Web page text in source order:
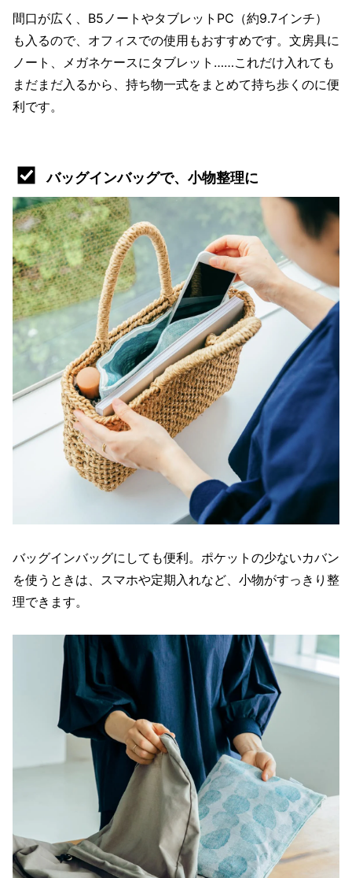
間口が広く、B5ノートやタブレットPC（約9.7インチ）
も入るので、オフィスでの使用もおすすめです。文房具に
ノート、メガネケースにタブレット……これだけ入れても
まだまだ入るから、持ち物一式をまとめて持ち歩くのに便
利です。
バッグインバッグで、小物整理に
バッグインバッグにしても便利。ポケットの少ないカバン
を使うときは、スマホや定期入れなど、小物がすっきり整
理できます。